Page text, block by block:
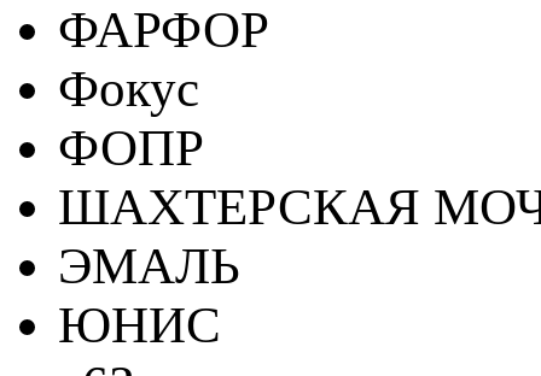
ФАРФОР
Фокус
ФОПР
ШАХТЕРСКАЯ
ЭМАЛЬ
ЮНИС